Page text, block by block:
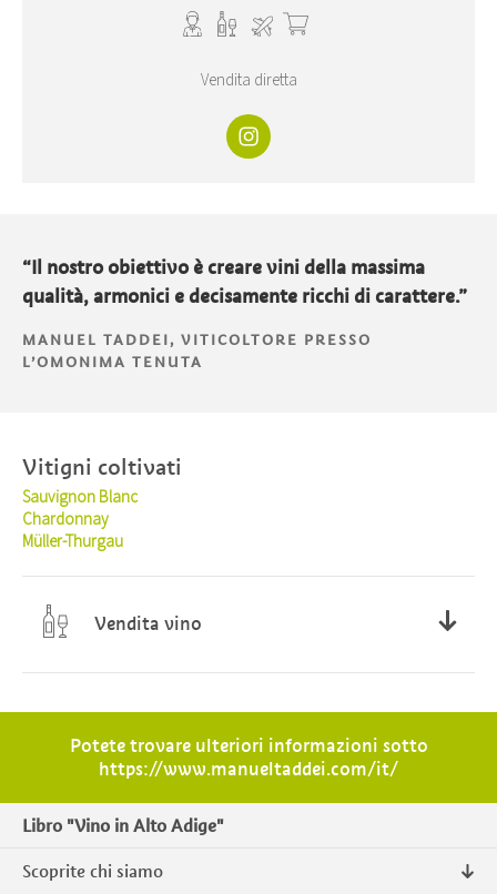
Vendita diretta
“Il nostro obiettivo è creare vini della massima
qualità, armonici e decisamente ricchi di carattere.”
MANUEL TADDEI, VITICOLTORE PRESSO
L’OMONIMA TENUTA
Vitigni coltivati
Sauvignon Blanc
Chardonnay
Müller-Thurgau
Vendita vino
Potete trovare ulteriori informazioni sotto
https://www.manueltaddei.com/it/
Libro "Vino in Alto Adige"
Scoprite chi siamo